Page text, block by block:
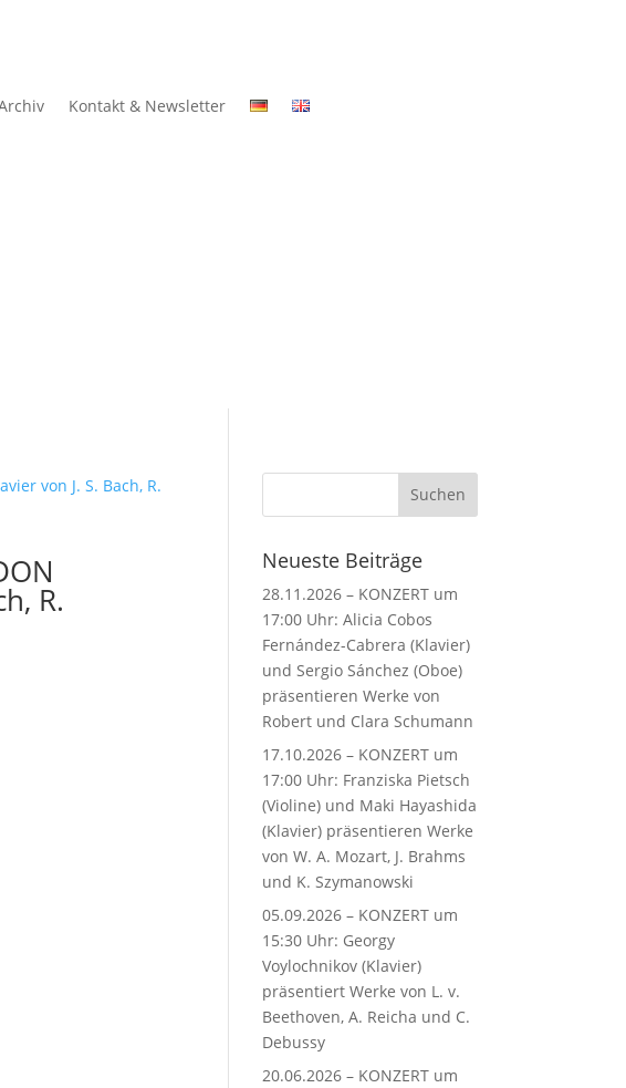
Kontakt & Newsletter
R.
Neueste Beiträge
28.11.2026 – KONZERT um
17:00 Uhr: Alicia Cobos
Fernández-Cabrera (Klavier)
und Sergio Sánchez (Oboe)
präsentieren Werke von
Robert und Clara Schumann
17.10.2026 – KONZERT um
17:00 Uhr: Franziska Pietsch
(Violine) und Maki Hayashida
(Klavier) präsentieren Werke
von W. A. Mozart, J. Brahms
und K. Szymanowski
05.09.2026 – KONZERT um
15:30 Uhr: Georgy
Voylochnikov (Klavier)
präsentiert Werke von L. v.
Beethoven, A. Reicha und C.
Debussy
20.06.2026 – KONZERT um